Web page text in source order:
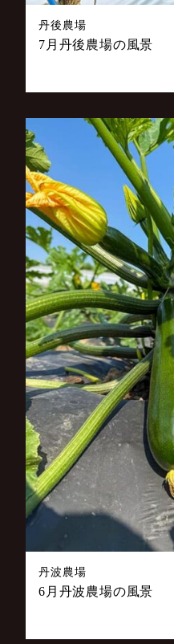
丹後農場
7月丹後農場の風景
丹波農場
6月丹波農場の風景